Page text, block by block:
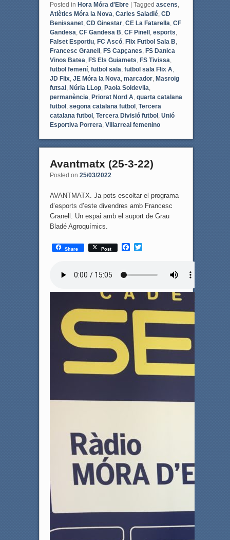
Posted in Hora Móra d'Ebre | Tagged ascens
Atlètics Móra la Nova Carles Saladié, CD
Benissanet, CD Ginestar, CE La Fatarella CF
Gandesa CF Gandesa B CF Pinell, esports
Falset Esportiu, FC Ascó, Flix Futbol Sala B
Francesc Granell, FS Capçanes FS Danica
Vinos Batea FS Els Guiamets FS Tivissa
futbol femení, futbol sala futbol sala Flix A
JD Flix, JE Móra la Nova marcador, Masroig
futsal, Núria LLop, Paola Soldevila
permanència Priorat Nord A quarta catalana
futbol, segona catalana futbol, Tercera
catalana futbol, Tercera Divisió futbol, Unió
Esportiva Porrera Villarreal femenino
Avantmatx (25-3-22)
Posted on 25/03/2022
AVANTMATX. Ja pots escoltar el programa
d’esports d’este divendres amb Francesc
Granell. Un espai amb el suport de Grau
Bladé Agroquímics.
Share Post
F
o
T